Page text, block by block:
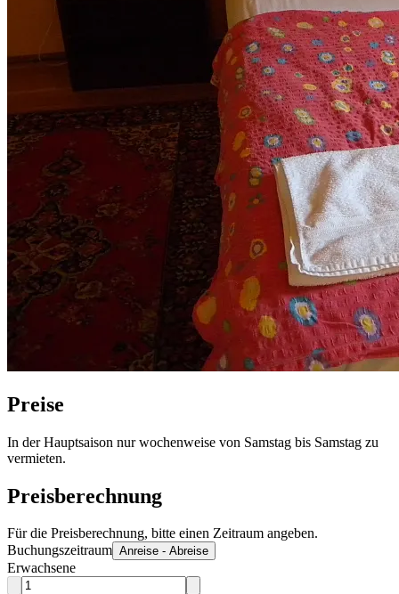
Preise
In der Hauptsaison nur wochenweise von Samstag bis Samstag zu
vermieten.
Preisberechnung
Für die Preisberechnung, bitte einen Zeitraum angeben.
Buchungszeitraum Anreise - Abreise
Erwachsene